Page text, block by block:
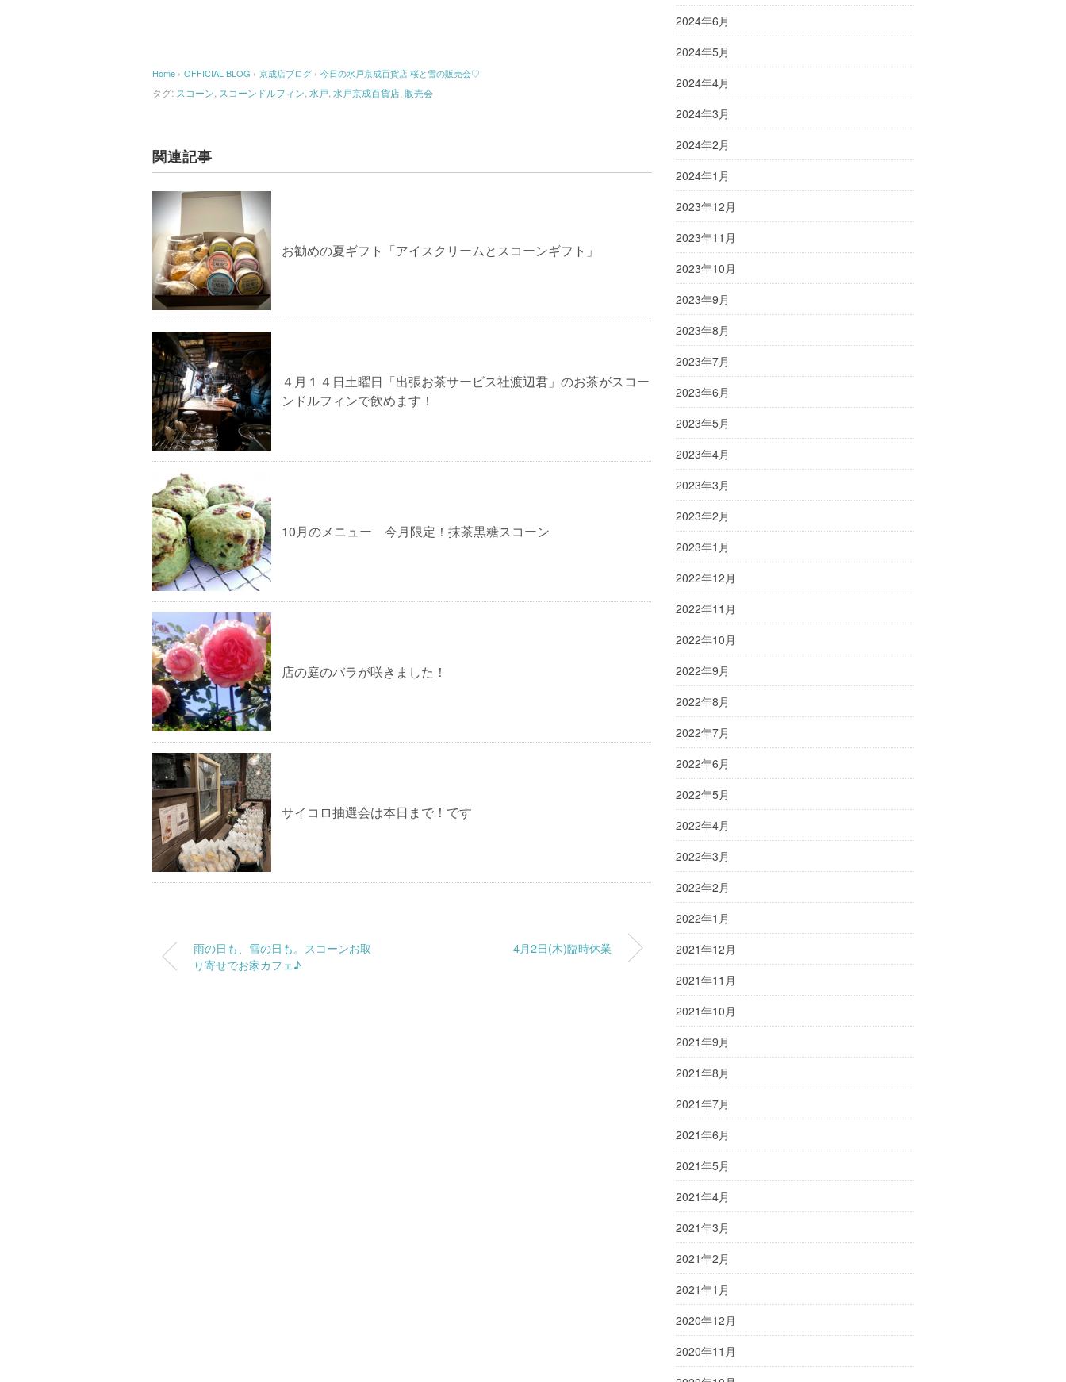
Home › OFFICIAL BLOG › 京成店ブログ › 今日の水戸京成百貨店 桜と雪の販売会♡
タグ: スコーン スコーンドルフィン 水戸 水戸京成百貨店 販売会
関連記事
お勧めの夏ギフト「アイスクリームとスコーンギフト」
４月１４日土曜日「出張お茶サービス社渡辺君」のお茶がスコー
ンドルフィンで飲めます！
10月のメニュー 今月限定！抹茶黒糖スコーン
店の庭のバラが咲きました！
サイコロ抽選会は本日まで！です
雨の日も、雪の日も。スコーンお取
り寄せでお家カフェ♪
4月2日(木)臨時休業
2024年6月
2024年5月
2024年4月
2024年3月
2024年2月
2024年1月
2023年12月
2023年11月
2023年10月
2023年9月
2023年8月
2023年7月
2023年6月
2023年5月
2023年4月
2023年3月
2023年2月
2023年1月
2022年12月
2022年11月
2022年10月
2022年9月
2022年8月
2022年7月
2022年6月
2022年5月
2022年4月
2022年3月
2022年2月
2022年1月
2021年12月
2021年11月
2021年10月
2021年9月
2021年8月
2021年7月
2021年6月
2021年5月
2021年4月
2021年3月
2021年2月
2021年1月
2020年12月
2020年11月